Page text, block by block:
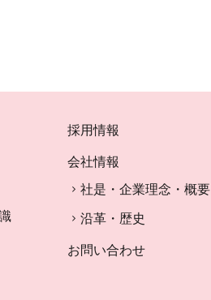
採用情報
会社情報
社是・企業理念・概要
沿革・歴史
お問い合わせ